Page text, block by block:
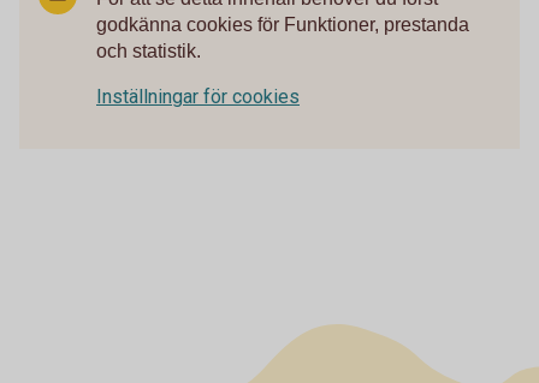
godkänna cookies för Funktioner, prestanda
och statistik.
Inställningar för cookies